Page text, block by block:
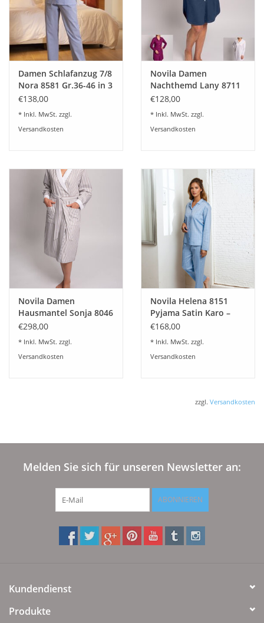
Damen Schlafanzug 7/8
Nora 8581 Gr.36-46 in 3
Farben
€138,00
* Inkl. MwSt. zzgl.
Versandkosten
Novila Damen
Nachthemd Lany 8711
Baumwoll Mischung - 3
€128,00
* Inkl. MwSt. zzgl.
Versandkosten
Novila Damen
Hausmantel Sonja 8046
Farbe taupe Baumwolle
€298,00
* Inkl. MwSt. zzgl.
Versandkosten
Novila Helena 8151
Pyjama Satin Karo –
Eleganter
Baumwollsatin
€168,00
* Inkl. MwSt. zzgl.
Versandkosten
zzgl. Versandkosten
Melden Sie sich für unseren Newsletter an:
ABONNIEREN
Kundendienst
Produkte